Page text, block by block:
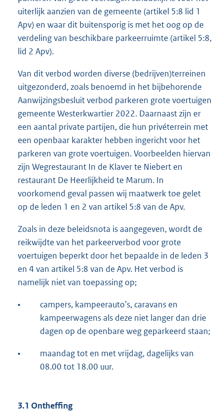
uiterlijk aanzien van de gemeente (artikel 5:8 lid 1
Apv) en waar dit buitensporig is met het oog op de
verdeling van beschikbare parkeerruimte (artikel 5:8,
lid 2 Apv).
Van dit verbod worden diverse (bedrijven)terreinen
uitgezonderd, zoals benoemd in het bijbehorende
Aanwijzingsbesluit verbod parkeren grote voertuigen
gemeente Westerkwartier 2022. Daarnaast zijn er
een aantal private partijen, die hun privéterrein met
een openbaar karakter hebben ingericht voor het
parkeren van grote voertuigen. Voorbeelden hiervan
zijn Wegrestaurant In de Klaver te Niebert en
restaurant De Heerlijkheid te Marum. In
voorkomend geval passen wij maatwerk toe gelet
op de leden 1 en 2 van artikel 5:8 van de Apv.
Zoals in deze beleidsnota is aangegeven, wordt de
reikwijdte van het parkeerverbod voor grote
voertuigen beperkt door het bepaalde in de leden 3
en 4 van artikel 5:8 van de Apv. Het verbod is
namelijk niet van toepassing op;
•
campers, kampeerauto’s, caravans en
kampeerwagens als deze niet langer dan drie
dagen op de openbare weg geparkeerd staan;
•
maandag tot en met vrijdag, dagelijks van
08.00 tot 18.00 uur.
3.1 Ontheffing